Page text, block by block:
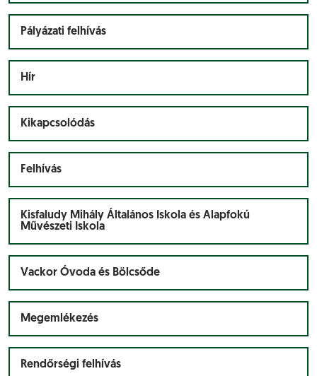
Pályázati felhívás
Hír
Kikapcsolódás
Felhívás
Kisfaludy Mihály Általános Iskola és Alapfokú
Művészeti Iskola
Vackor Óvoda és Bölcsőde
Megemlékezés
Rendőrségi felhívás